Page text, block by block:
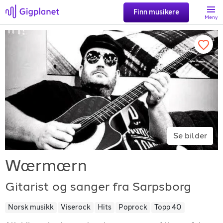
Finn musikere
Meny
Favoritter
Logg inn
Registrer artist
Gigplanet
Se bilder
Wærmærn
Gitarist og sanger fra Sarpsborg
Norsk musikk Viserock Hits Poprock Topp 40